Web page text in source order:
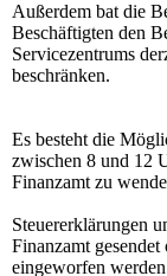
Außerdem bat die
Beschäftigten den
Servicezentrums
beschränken.
Es besteht die
zwischen 8 und 12
Finanzamt zu
Steuererklärungen
Finanzamt
eingeworfen